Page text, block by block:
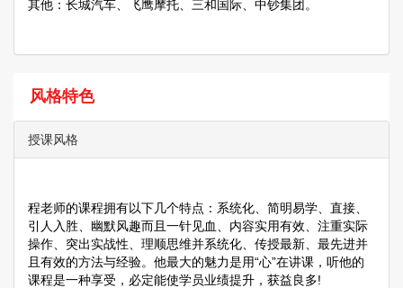
其他：长城汽车、飞鹰摩托、三和国际、中钞集团。
风格特色
授课风格
程老师的课程拥有以下几个特点：系统化、简明易学、直接、
引人入胜、幽默风趣而且一针见血、内容实用有效、注重实际
操作、突出实战性、理顺思维并系统化、传授最新、最先进并
且有效的方法与经验。他最大的魅力是用“心”在讲课，听他的
课程是一种享受，必定能使学员业绩提升，获益良多!